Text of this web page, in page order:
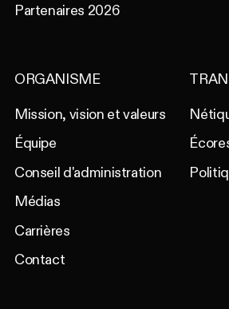
Partenaires 2026
ORGANISME
Mission, vision et valeurs
Équipe
Conseil d'administration
Médias
Carrières
Contact